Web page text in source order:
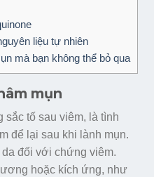
liệu tự nhiên
mà bạn không thể bỏ qua
mụn
sắc tố sau viêm, là tình
để lại sau khi lành mụn.
đối với chứng viêm.
hoặc kích ứng, như